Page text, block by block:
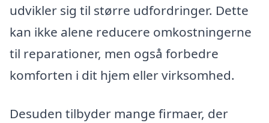
udvikler sig til større udfordringer. Dette
kan ikke alene reducere omkostningerne
til reparationer, men også forbedre
komforten i dit hjem eller virksomhed.
Desuden tilbyder mange firmaer, der